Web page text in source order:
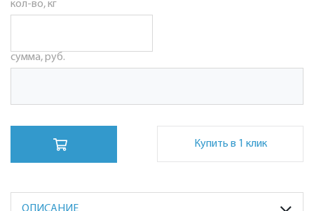
кол-во, кг
сумма, руб.
Купить в 1 клик